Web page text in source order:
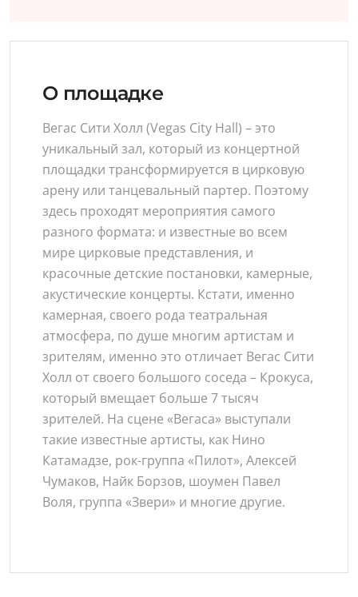
О площадке
Вегас Сити Холл (Vegas City Hall) – это
уникальный зал, который из концертной
площадки трансформируется в цирковую
арену или танцевальный партер. Поэтому
здесь проходят мероприятия самого
разного формата: и известные во всем
мире цирковые представления, и
красочные детские постановки, камерные,
акустические концерты. Кстати, именно
камерная, своего рода театральная
атмосфера, по душе многим артистам и
зрителям, именно это отличает Вегас Сити
Холл от своего большого соседа – Крокуса,
который вмещает больше 7 тысяч
зрителей. На сцене «Вегаса» выступали
такие известные артисты, как Нино
Катамадзе, рок-группа «Пилот», Алексей
Чумаков, Найк Борзов, шоумен Павел
Воля, группа «Звери» и многие другие.